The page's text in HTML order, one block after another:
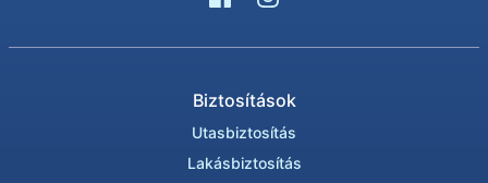
Biztosítások
Utasbiztosítás
Lakásbiztosítás